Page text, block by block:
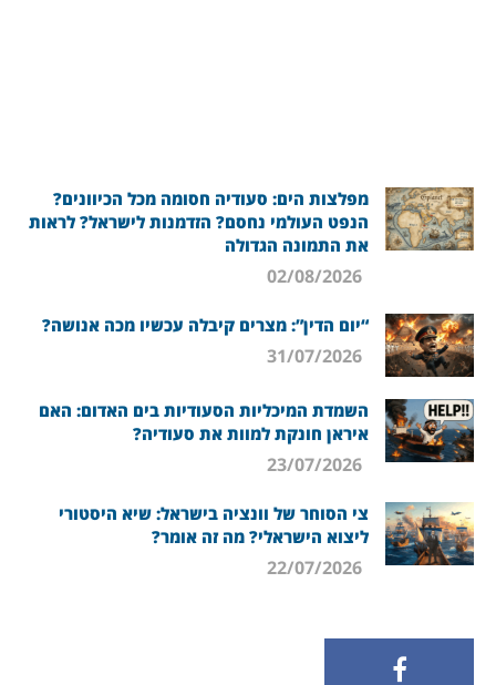
מפלצות הים: סעודיה חסומה מכל הכיוונים?
הנפט העולמי נחסם? הזדמנות לישראל? לראות
את התמונה הגדולה
“יום הדין”: מצרים קיבלה עכשיו מכה אנושה?
השמדת המיכליות הסעודיות בים האדום: האם
איראן חונקת למוות את סעודיה?
צי הסוחר של וונציה בישראל: שיא היסטורי
ליצוא הישראלי? מה זה אומר?